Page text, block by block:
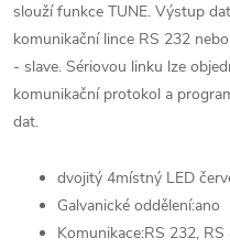
slouží funkce TUNE. Výstup
komunikační lince RS 232
- slave. Sériovou linku lze
komunikační protokol a
dat.
dvojitý 4místný LED
Galvanické oddělení:ano
Komunikace:RS 232,